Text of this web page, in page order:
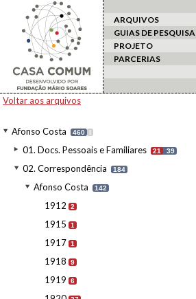
ARQUIVOS
GUIAS DE PESQUISA
PROJETO
PARCERIAS
Voltar aos arquivos
Afonso Costa 460 I
01. Docs. Pessoais e Familiares 21 39
02. Correspondência 184
Afonso Costa 142
1912 2
1915 1
1917 1
1918 9
1919 6